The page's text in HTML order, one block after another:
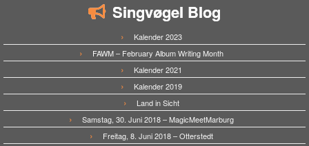
Singvøgel Blog
Kalender 2023
FAWM – February Album Writing Month
Kalender 2021
Kalender 2019
Land in Sicht
Samstag, 30. Juni 2018 – MagicMeetMarburg
Freitag, 8. Juni 2018 – Otterstedt